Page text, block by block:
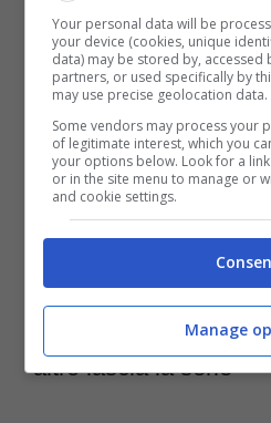
motivo, l’abbandono
di scoprire nuovi ruoli
non poco scalpore tra i
soprattutto, ha avuto
scena più graduale,
repetono ma più
Non solo Suor
altro lascia la serie
Your personal data will be
your device (cookies, unique
data) may be stored by, accessed
partners, or used specifically by
may use precise geolocation data.
Some vendors may process your
of legitimate interest, which you
your options below. Look for a
or in the site menu to manage or
and cookie settings.
Manage